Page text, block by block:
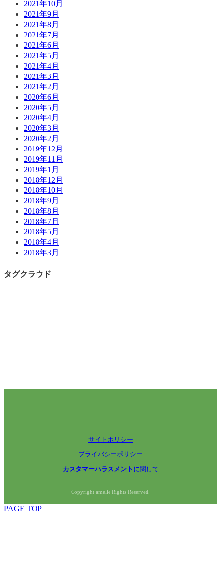
2021年10月
2021年9月
2021年8月
2021年7月
2021年6月
2021年5月
2021年4月
2021年3月
2021年2月
2020年6月
2020年5月
2020年4月
2020年3月
2020年2月
2019年12月
2019年11月
2019年1月
2018年12月
2018年10月
2018年9月
2018年8月
2018年7月
2018年5月
2018年4月
2018年3月
タグクラウド
サイトポリシー
プライバシーポリシー
カスタマーハラスメントに関して
Copyright amelie Rights Reserved.
PAGE TOP